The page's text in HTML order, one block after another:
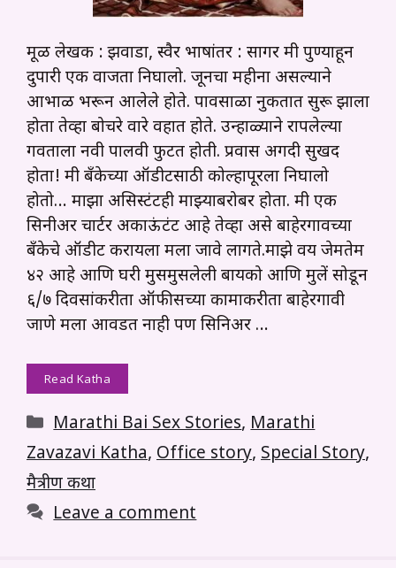
मूळ लेखक : झवाडा, स्वैर भाषांतर : सागर मी पुण्याहून
दुपारी एक वाजता निघालो. जूनचा महीना असल्याने
आभाळ भरून आलेले होते. पावसाळा नुकतात सुरू झाला
होता तेव्हा बोचरे वारे वहात होते. उन्हाळ्याने रापलेल्या
गवताला नवी पालवी फुटत होती. प्रवास अगदी सुखद
होता! मी बँकेच्या ऑडीटसाठी कोल्हापूरला निघालो
होतो… माझा असिस्टंटही माझ्याबरोबर होता. मी एक
सिनीअर चार्टर अकाऊंटंट आहे तेव्हा असे बाहेरगावच्या
बँकेचे ऑडीट करायला मला जावे लागते.माझे वय जेमतेम
४२ आहे आणि घरी मुसमुसलेली बायको आणि मुलें सोडून
६/७ दिवसांकरीता ऑफीसच्या कामाकरीता बाहेरगावी
जाणे मला आवडत नाही पण सिनिअर …
Read Katha
Categories
Marathi Bai Sex Stories,Marathi
Zavazavi Katha, Office story, Special Story,
मैत्रीण कथा
Leave a comment